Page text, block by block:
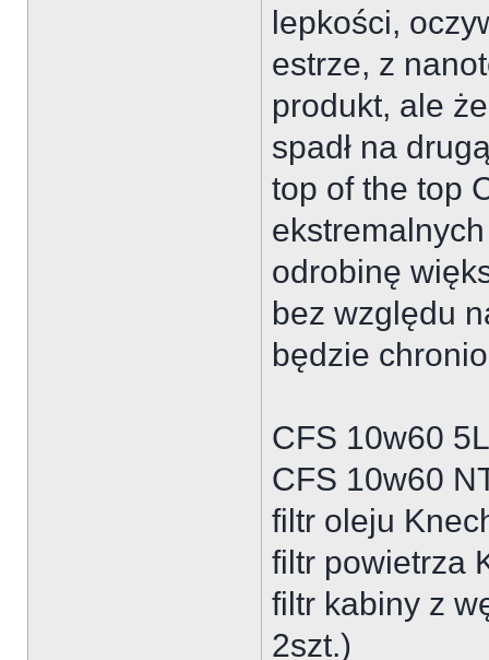
lepkości,
estrze, z
produkt, ale
spadł na
top of the top
odrobinę
bez względu
będzie
CFS 10w60
CFS 10w60
filtr oleju
filtr powietrza
filtr kabiny z
2szt.)